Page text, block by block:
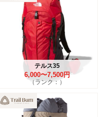
テルス35
6,000〜7,500円
（ランク：）